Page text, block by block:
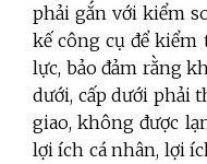
phải gắn với kiểm
kế công cụ để kiểm
lực, bảo đảm rằng
dưới, cấp dưới phải
giao, không được
lợi ích cá nhân, lợi